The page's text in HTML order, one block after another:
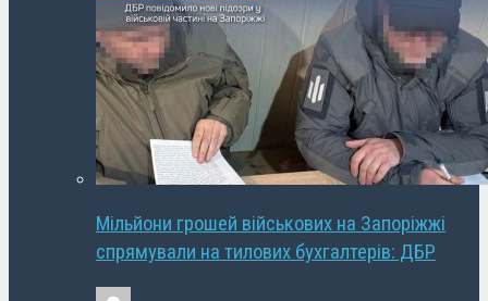
Мільйони грошей військових на Запоріжжі
спрямували на тилових бухгалтерів: ДБР